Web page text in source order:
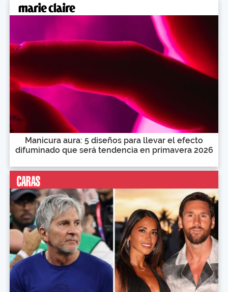
Manicura aura: 5 diseños para llevar el efecto
difuminado que será tendencia en primavera 2026